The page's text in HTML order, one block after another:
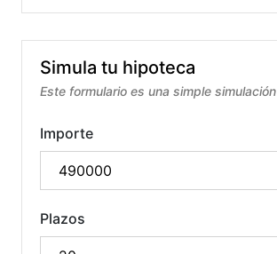
Simula tu hipoteca
Este formulario es una simple simulación
Importe
Plazos